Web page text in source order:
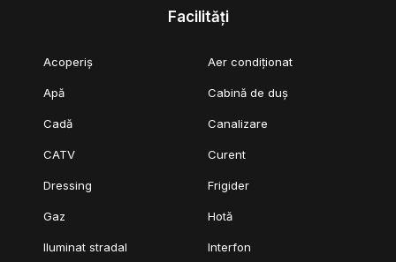
Facilități
Acoperiș Aer condiționat
Apă Cabină de duș
Cadă Canalizare
CATV Curent
Dressing Frigider
Gaz Hotă
Iluminat stradal Interfon